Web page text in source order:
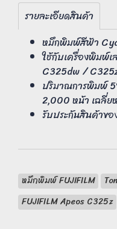
รายละเอียดสินค้า
หมึกพิมพ์สีฟ้า
ใช้กับเครื่องพิมพ์เ
C325dw /
ปริมาณการพิมพ์
2,000 หน้า เฉลี่
รับประกันสินค้าข
หมึกพิมพ์ FUJIFILM
FUJIFILM Apeos C325z